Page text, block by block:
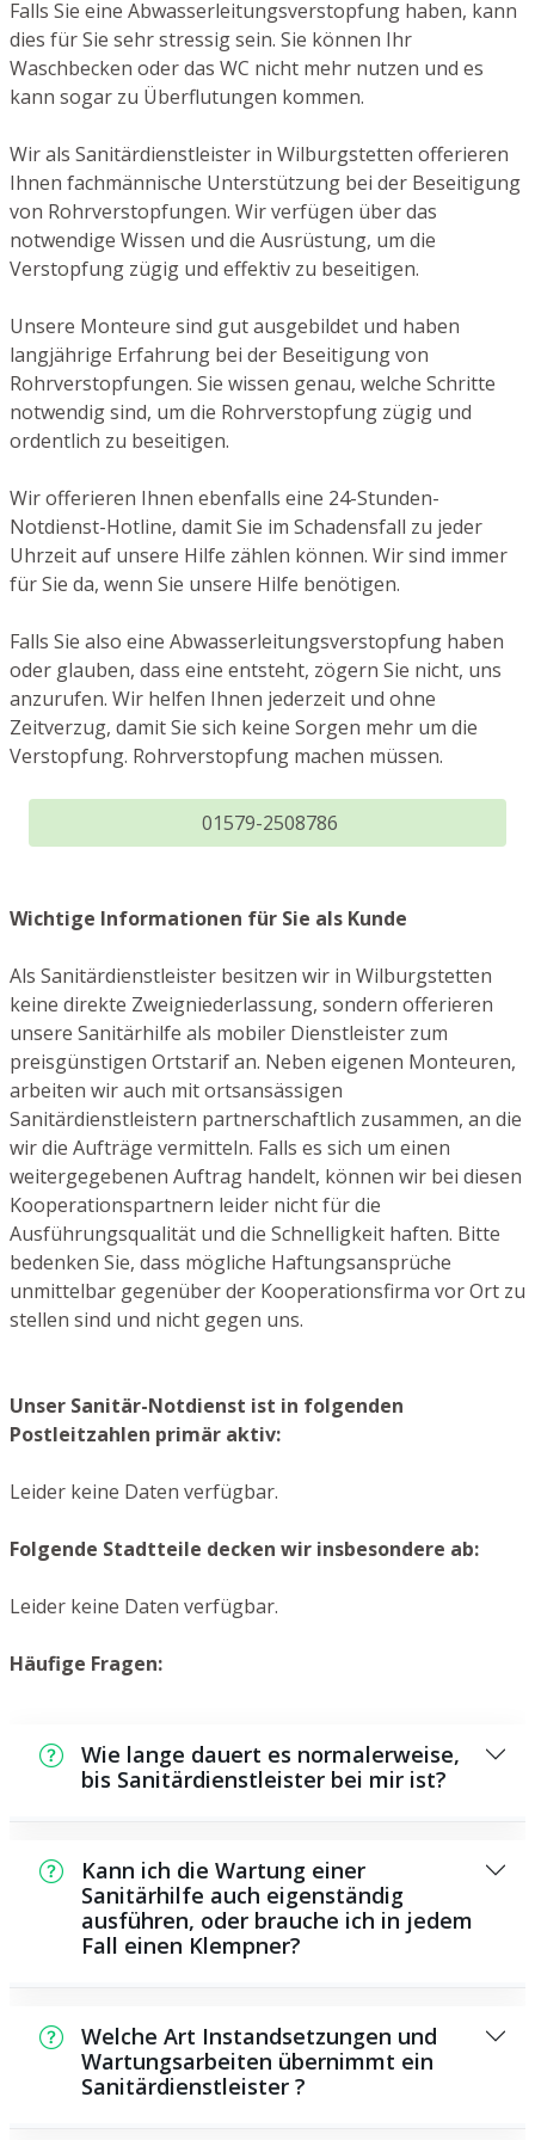
Falls Sie eine Abwasserleitungsverstopfung haben, kann
dies für Sie sehr stressig sein. Sie können Ihr
Waschbecken oder das WC nicht mehr nutzen und es
kann sogar zu Überflutungen kommen.
Wir als Sanitärdienstleister in Wilburgstetten offerieren
Ihnen fachmännische Unterstützung bei der Beseitigung
von Rohrverstopfungen. Wir verfügen über das
notwendige Wissen und die Ausrüstung, um die
Verstopfung zügig und effektiv zu beseitigen.
Unsere Monteure sind gut ausgebildet und haben
langjährige Erfahrung bei der Beseitigung von
Rohrverstopfungen. Sie wissen genau, welche Schritte
notwendig sind, um die Rohrverstopfung zügig und
ordentlich zu beseitigen.
Wir offerieren Ihnen ebenfalls eine 24-Stunden-
Notdienst-Hotline, damit Sie im Schadensfall zu jeder
Uhrzeit auf unsere Hilfe zählen können. Wir sind immer
für Sie da, wenn Sie unsere Hilfe benötigen.
Falls Sie also eine Abwasserleitungsverstopfung haben
oder glauben, dass eine entsteht, zögern Sie nicht, uns
anzurufen. Wir helfen Ihnen jederzeit und ohne
Zeitverzug, damit Sie sich keine Sorgen mehr um die
Verstopfung. Rohrverstopfung machen müssen.
01579-2508786
Wichtige Informationen für Sie als Kunde
Als Sanitärdienstleister besitzen wir in Wilburgstetten
keine direkte Zweigniederlassung, sondern offerieren
unsere Sanitärhilfe als mobiler Dienstleister zum
preisgünstigen Ortstarif an. Neben eigenen Monteuren,
arbeiten wir auch mit ortsansässigen
Sanitärdienstleistern partnerschaftlich zusammen, an die
wir die Aufträge vermitteln. Falls es sich um einen
weitergegebenen Auftrag handelt, können wir bei diesen
Kooperationspartnern leider nicht für die
Ausführungsqualität und die Schnelligkeit haften. Bitte
bedenken Sie, dass mögliche Haftungsansprüche
unmittelbar gegenüber der Kooperationsfirma vor Ort zu
stellen sind und nicht gegen uns.
Unser Sanitär-Notdienst ist in folgenden
Postleitzahlen primär aktiv:
Leider keine Daten verfügbar.
Folgende Stadtteile decken wir insbesondere ab:
Leider keine Daten verfügbar.
Häufige Fragen:
Wie lange dauert es normalerweise,
bis Sanitärdienstleister bei mir ist?
der Schadensstelle sein. Dies hängt unter
anderem von der Auftragslage zu dem
Zeitraum ab und von der Verkehrssituation
und der Entfernung zu Ihnen.
Kann ich die Wartung einer
Sanitärhilfe auch eigenständig
ausführen, oder brauche ich in jedem
Fall einen Klempner?
Wartungsarbeiten, die Sie selbst ausführen
können, zum Beispiel die Anwendung von
Rohrreinigern aus dem Geschäft. Allerdings
Welche Art Instandsetzungen und
Wartungsarbeiten übernimmt ein
Sanitärdienstleister ?